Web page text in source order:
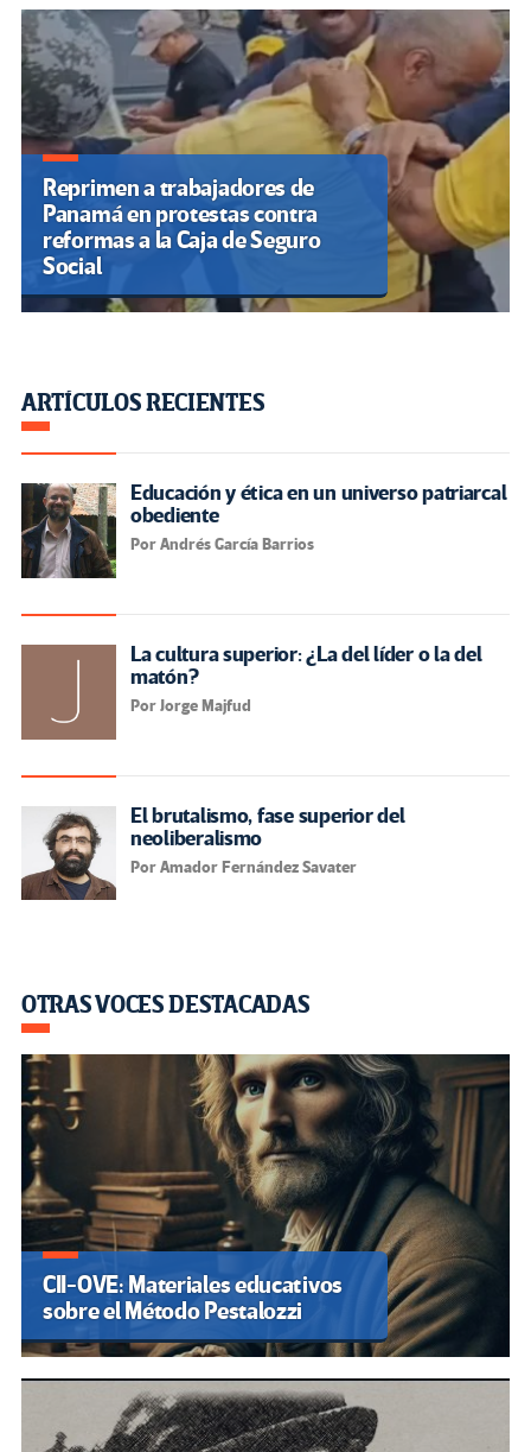
Reprimen a trabajadores de
Panamá en protestas contra
reformas a la Caja de Seguro
Social
ARTÍCULOS RECIENTES
Educación y ética en un universo patriarcal
obediente
Por Andrés García Barrios
La cultura superior: ¿La del líder o la del
matón?
Por Jorge Majfud
El brutalismo, fase superior del
neoliberalismo
Por Amador Fernández Savater
OTRAS VOCES DESTACADAS
CII-OVE: Materiales educativos
sobre el Método Pestalozzi